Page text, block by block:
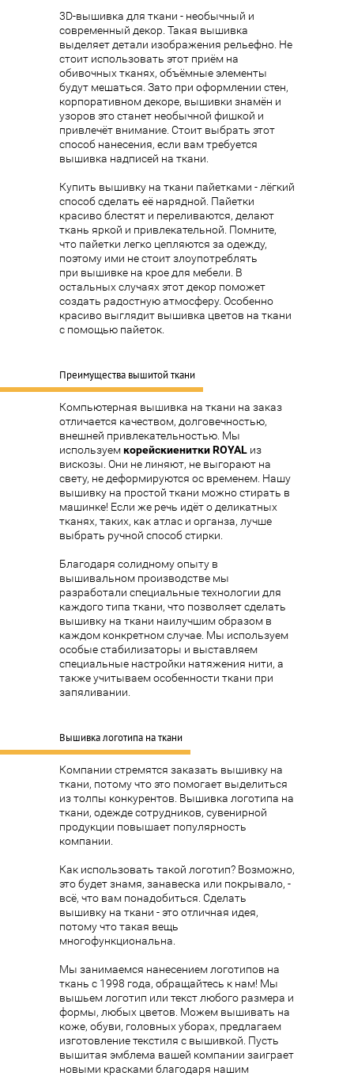
3D-вышивка для ткани - необычный и
современный декор. Такая вышивка
выделяет детали изображения рельефно. Не
стоит использовать этот приём на
обивочных тканях, объёмные элементы
будут мешаться. Зато при оформлении стен,
корпоративном декоре, вышивки знамён и
узоров это станет необычной фишкой и
привлечёт внимание. Стоит выбрать этот
способ нанесения, если вам требуется
вышивка надписей на ткани.
Купить вышивку на ткани пайетками - лёгкий
способ сделать её нарядной. Пайетки
красиво блестят и переливаются, делают
ткань яркой и привлекательной. Помните,
что пайетки легко цепляются за одежду,
поэтому ими не стоит злоупотреблять
при вышивке на кроедля мебели. В
остальных случаях этот декор поможет
создать радостную атмосферу. Особенно
красиво выглядит вышивка цветов на ткани
с помощью пайеток.
Преимущества вышитой ткани
Компьютерная вышивка на ткани на заказ
отличается качеством, долговечностью,
внешней привлекательностью. Мы
используемкорейскиениткиROYALиз
вискозы. Они не линяют, не выгорают на
свету, не деформируются ос временем. Нашу
вышивку на простой ткани можно стирать в
машинке! Если же речь идёт о деликатных
тканях, таких, как атлас и органза, лучше
выбрать ручной способ стирки.
Благодаря солидному опыту в
вышивальном производстве мы
разработали специальные технологии для
каждого типа ткани, что позволяет сделать
вышивку на ткани наилучшим образом в
каждом конкретном случае. Мы используем
особые стабилизаторы и выставляем
специальные настройки натяжения нити, а
также учитываем особенности ткани при
запяливании.
Вышивка логотипа на ткани
Компании стремятся заказать вышивку на
ткани, потому что это помогает выделиться
из толпы конкурентов. Вышивка логотипа на
ткани, одежде сотрудников, сувенирной
продукции повышает популярность
компании.
Как использовать такой логотип? Возможно,
это будет знамя, занавеска или покрывало, -
всё, что вам понадобиться. Сделать
вышивку на ткани - это отличная идея,
потому что такая вещь
многофункциональна.
Мы занимаемся нанесением логотипов на
ткань с 1998 года, обращайтесь к нам! Мы
вышьем логотип или текст любого размера и
формы, любых цветов. Можем вышивать на
коже, обуви, головных уборах, предлагаем
изготовление текстиля с вышивкой. Пусть
вышитая эмблема вашей компании заиграет
новыми красками благодаря нашим